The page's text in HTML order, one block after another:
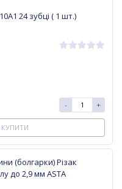
24 зубці ( 1 шт.)
- +
КУПИТИ